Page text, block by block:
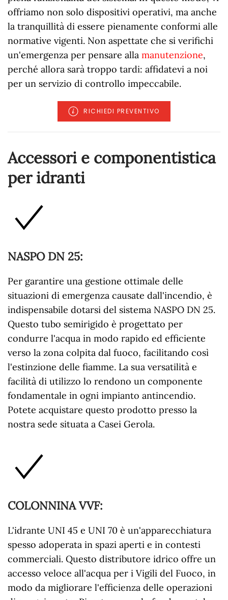
offriamo non solo dispositivi operativi, ma anche
la tranquillità di essere pienamente conformi alle
normative vigenti. Non aspettate che si verifichi
un'emergenza per pensare alla manutenzione,
perché allora sarà troppo tardi: affidatevi a noi
per un servizio di controllo impeccabile.
RICHIEDI PREVENTIVO
Accessori e componentistica
per idranti
NASPO DN 25:
Per garantire una gestione ottimale delle
situazioni di emergenza causate dall'incendio, è
indispensabile dotarsi del sistema NASPO DN 25.
Questo tubo semirigido è progettato per
condurre l'acqua in modo rapido ed efficiente
verso la zona colpita dal fuoco, facilitando così
l'estinzione delle fiamme. La sua versatilità e
facilità di utilizzo lo rendono un componente
fondamentale in ogni impianto antincendio.
Potete acquistare questo prodotto presso la
nostra sede situata a Casei Gerola.
COLONNINA VVF:
L'idrante UNI 45 e UNI 70 è un'apparecchiatura
spesso adoperata in spazi aperti e in contesti
commerciali. Questo distributore idrico offre un
accesso veloce all'acqua per i Vigili del Fuoco, in
modo da migliorare l'efficienza delle operazioni